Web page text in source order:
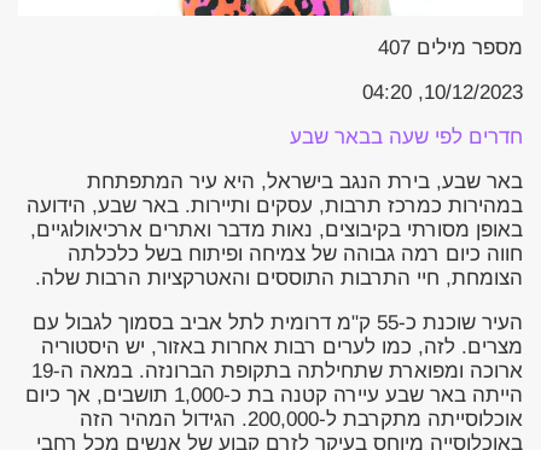
מספר מילים 407
10/12/2023, 04:20
חדרים לפי שעה בבאר שבע
באר שבע, בירת הנגב בישראל, היא עיר המתפתחת
במהירות כמרכז תרבות, עסקים ותיירות. באר שבע, הידועה
באופן מסורתי בקיבוצים, נאות מדבר ואתרים ארכיאולוגיים,
חווה כיום רמה גבוהה של צמיחה ופיתוח בשל כלכלתה
הצומחת, חיי התרבות התוססים והאטרקציות הרבות שלה.
העיר שוכנת כ-55 ק"מ דרומית לתל אביב בסמוך לגבול עם
מצרים. לזה, כמו לערים רבות אחרות באזור, יש היסטוריה
ארוכה ומפוארת שתחילתה בתקופת הברונזה. במאה ה-19
הייתה באר שבע עיירה קטנה בת כ-1,000 תושבים, אך כיום
אוכלוסייתה מתקרבת ל-200,000. הגידול המהיר הזה
באוכלוסייה מיוחס בעיקר לזרם קבוע של אנשים מכל רחבי